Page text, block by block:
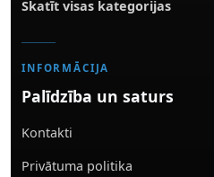
Skatīt visas kategorijas
INFORMĀCIJA
Palīdzība un saturs
Kontakti
Privātuma politika